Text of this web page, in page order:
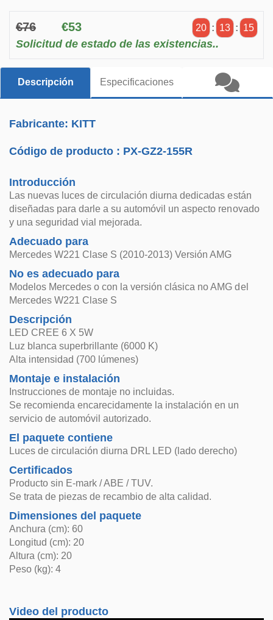
€76 €53 20 : 13 : 15
Solicitud de estado de las existencias..
Descripción Especificaciones
Fabricante: KITT
Código de producto : PX-GZ2-155R
Introducción
Las nuevas luces de circulación diurna dedicadas están
diseñadas para darle a su automóvil un aspecto renovado
y una seguridad vial mejorada.
Adecuado para
Mercedes W221 Clase S (2010-2013) Versión AMG
No es adecuado para
Modelos Mercedes o con la versión clásica no AMG del
Mercedes W221 Clase S
Descripción
LED CREE 6 X 5W
Luz blanca superbrillante (6000 K)
Alta intensidad (700 lúmenes)
Montaje e instalación
Instrucciones de montaje no incluidas.
Se recomienda encarecidamente la instalación en un
servicio de automóvil autorizado.
El paquete contiene
Luces de circulación diurna DRL LED (lado derecho)
Certificados
Producto sin E-mark / ABE / TUV.
Se trata de piezas de recambio de alta calidad.
Dimensiones del paquete
Anchura (cm): 60
Longitud (cm): 20
Altura (cm): 20
Peso (kg): 4
Video del producto